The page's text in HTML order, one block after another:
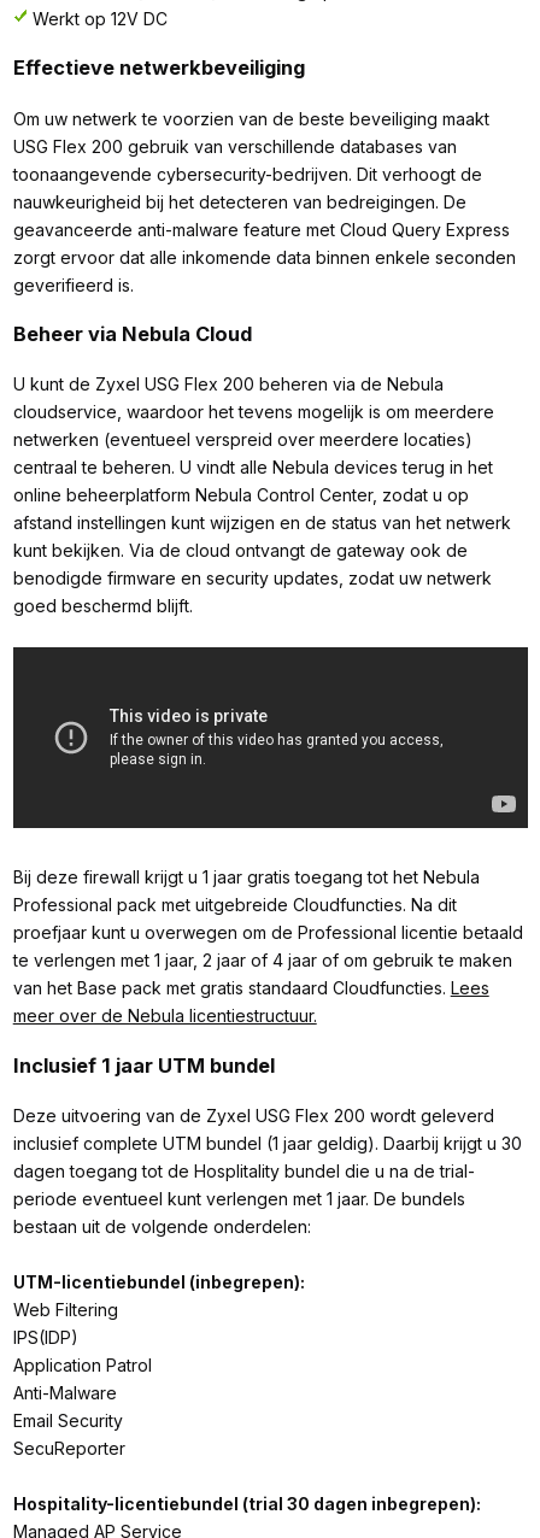
Werkt op 12V DC
Effectieve netwerkbeveiliging
Om uw netwerk te voorzien van de beste beveiliging maakt
USG Flex 200 gebruik van verschillende databases van
toonaangevende cybersecurity-bedrijven. Dit verhoogt de
nauwkeurigheid bij het detecteren van bedreigingen. De
geavanceerde anti-malware feature met Cloud Query Express
zorgt ervoor dat alle inkomende data binnen enkele seconden
geverifieerd is.
Beheer via Nebula Cloud
U kunt de Zyxel USG Flex 200 beheren via de Nebula
cloudservice, waardoor het tevens mogelijk is om meerdere
netwerken (eventueel verspreid over meerdere locaties)
centraal te beheren. U vindt alle Nebula devices terug in het
online beheerplatform Nebula Control Center, zodat u op
afstand instellingen kunt wijzigen en de status van het netwerk
kunt bekijken. Via de cloud ontvangt de gateway ook de
benodigde firmware en security updates, zodat uw netwerk
goed beschermd blijft.
Bij deze firewall krijgt u 1 jaar gratis toegang tot het Nebula
Professional pack met uitgebreide Cloudfuncties. Na dit
proefjaar kunt u overwegen om de Professional licentie betaald
te verlengen met 1 jaar, 2 jaar of 4 jaar of om gebruik te maken
van het Base pack met gratis standaard Cloudfuncties. Lees
meer over de Nebula licentiestructuur.
Inclusief 1 jaar UTM bundel
Deze uitvoering van de Zyxel USG Flex 200 wordt geleverd
inclusief complete UTM bundel (1 jaar geldig). Daarbij krijgt u 30
dagen toegang tot de Hosplitality bundel die u na de trial-
periode eventueel kunt verlengen met 1 jaar. De bundels
bestaan uit de volgende onderdelen:
UTM-licentiebundel (inbegrepen):
Web Filtering
IPS(IDP)
Application Patrol
Anti-Malware
Email Security
SecuReporter
Hospitality-licentiebundel (trial 30 dagen inbegrepen):
Managed AP Service